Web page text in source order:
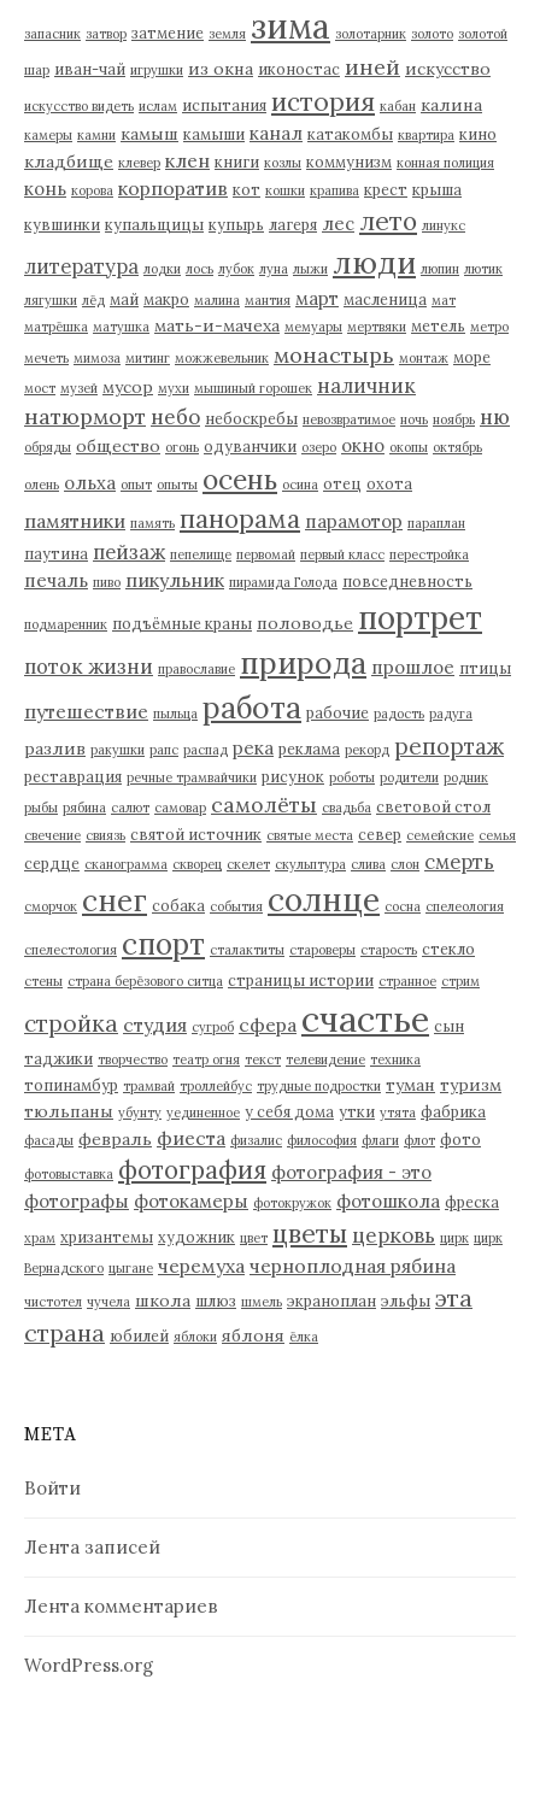
запасник затвор затмение земля зима золотарник золото золотой
шар иван-чай игрушки из окна иконостас иней искусство
искусство видеть ислам испытания история кабан калина
камеры камни камыш камыши канал катакомбы квартира кино
кладбище клевер клен книги козлы коммунизм конная полиция
конь корова корпоратив кот кошки крапива крест крыша
кувшинки купальщицы купырь лагеря лес лето линукс
литература лодки лось лубок луна лыжи люди люпин лютик
лягушки лёд май макро малина мантия март масленица мат
матрёшка матушка мать-и-мачеха мемуары мертвяки метель метро
мечеть мимоза митинг можжевельник монастырь монтаж море
мост музей мусор мухи мышиный горошек наличник
натюрморт небо небоскребы невозвратимое ночь ноябрь ню
обряды общество огонь одуванчики озеро окно окопы октябрь
олень ольха опыт опыты осень осина отец охота
памятники память панорама парамотор параплан
паутина пейзаж пепелище первомай первый класс перестройка
печаль пиво пикульник пирамида Голода повседневность
подмаренник подъёмные краны половодье портрет
поток жизни православие природа прошлое птицы
путешествие пыльца работа рабочие радость радуга
разлив ракушки рапс распад река реклама рекорд репортаж
реставрация речные трамвайчики рисунок роботы родители родник
рыбы рябина салют самовар самолёты свадьба световой стол
свечение свиязь святой источник святые места север семейские семья
сердце сканограмма скворец скелет скульптура слива слон смерть
сморчок снег собака события солнце сосна спелеология
спелестология спорт сталактиты староверы старость стекло
стены страна берёзового ситца страницы истории странное стрим
стройка студия сугроб сфера счастье сын
таджики творчество театр огня текст телевидение техника
топинамбур трамвай троллейбус трудные подростки туман туризм
тюльпаны убунту уединенное у себя дома утки утята фабрика
фасады февраль фиеста физалис философия флаги флот фото
фотовыставка фотография фотография - это
фотографы фотокамеры фотокружок фотошкола фреска
храм хризантемы художник цвет цветы церковь цирк цирк
Вернадского цыгане черемуха черноплодная рябина
чистотел чучела школа шлюз шмель экраноплан эльфы эта
страна юбилей яблоки яблоня ёлка
МЕТА
Войти
Лента записей
Лента комментариев
WordPress.org